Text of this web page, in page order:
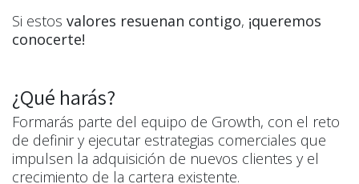
Si estos valores resuenan contigo, ¡queremos
conocerte!
¿Qué harás?
Formarás parte del equipo de Growth, con el reto
de definir y ejecutar estrategias comerciales que
impulsen la adquisición de nuevos clientes y el
crecimiento de la cartera existente.